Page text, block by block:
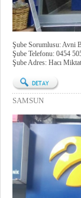
Şube Sorumlusu: Avni
Şube Telefonu: 0454
Şube Adres: Hacı
SAMSUN